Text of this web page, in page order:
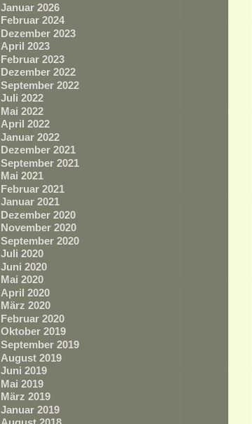
Januar 2026
Februar 2024
Dezember 2023
April 2023
Februar 2023
Dezember 2022
September 2022
Juli 2022
Mai 2022
April 2022
Januar 2022
Dezember 2021
September 2021
Mai 2021
Februar 2021
Januar 2021
Dezember 2020
November 2020
September 2020
Juli 2020
Juni 2020
Mai 2020
April 2020
März 2020
Februar 2020
Oktober 2019
September 2019
August 2019
Juni 2019
Mai 2019
März 2019
Januar 2019